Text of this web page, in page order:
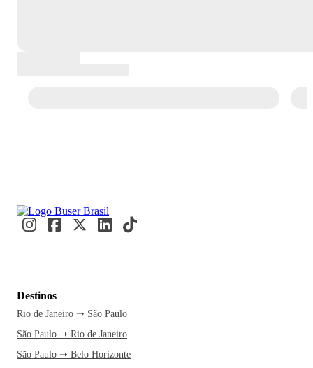
Destinos
Rio de Janeiro ➝ São Paulo
São Paulo ➝ Rio de Janeiro
São Paulo ➝ Belo Horizonte